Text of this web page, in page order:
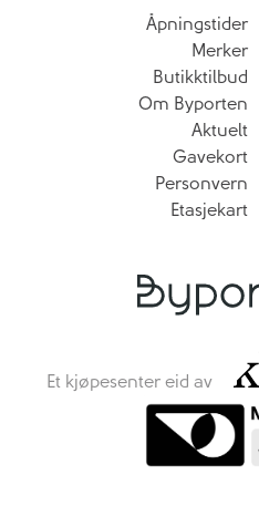
Et kjøpesenter eid av
Åpningstider
Merker
Butikktilbud
Om Byporten
Aktuelt
Gavekort
Personvern
Etasjekart